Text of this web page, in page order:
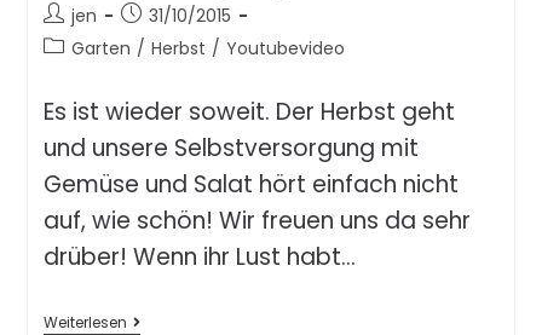
jen
31/10/2015
Garten / Herbst / Youtubevideo
Es ist wieder soweit. Der Herbst geht
und unsere Selbstversorgung mit
Gemüse und Salat hört einfach nicht
auf, wie schön! Wir freuen uns da sehr
drüber! Wenn ihr Lust habt…
Weiterlesen